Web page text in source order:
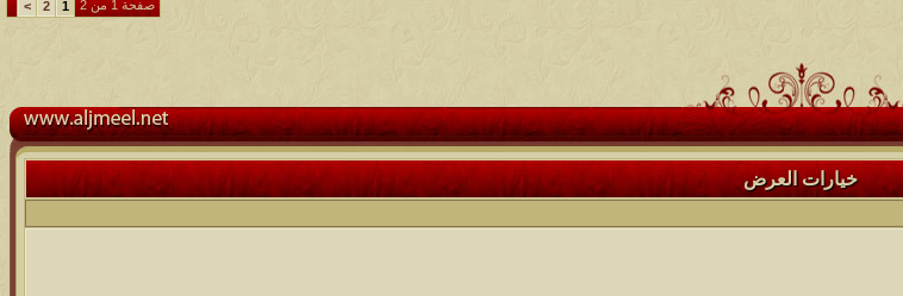
صفحة 1 من 2 1
2
>
خيارات العرض